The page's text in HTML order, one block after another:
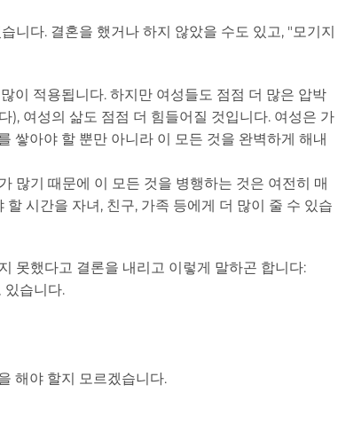
니다. 결혼을 했거나 하지 않았을 수도 있고, "모기지
이 적용됩니다. 하지만 여성들도 점점 더 많은 압박
), 여성의 삶도 점점 더 힘들어질 것입니다. 여성은 가
쌓아야 할 뿐만 아니라 이 모든 것을 완벽하게 해내
많기 때문에 이 모든 것을 병행하는 것은 여전히 매
시간을 자녀, 친구, 가족 등에게 더 많이 줄 수 있습
못했다고 결론을 내리고 이렇게 말하곤 합니다:
있습니다.
해야 할지 모르겠습니다.